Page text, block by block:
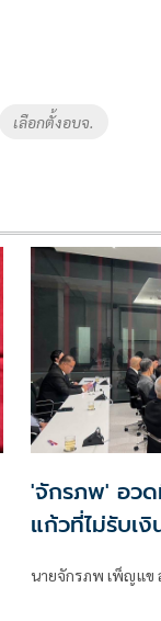
เลือกตั้งอบจ.
'จักรภพ' อว
แก้วที่ไม่รับเงิ
นายจักรภพ เพ็ญแ